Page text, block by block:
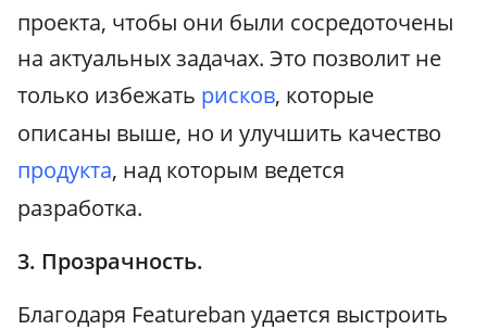
проекта, чтобы они были сосредоточены
на актуальных задачах. Это позволит не
только избежать рисков, которые
описаны выше, но и улучшить качество
продукта, над которым ведется
разработка.
3. Прозрачность.
Благодаря Featureban удается выстроить